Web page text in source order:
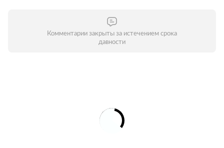
Комментарии закрыты за истечением срока
давности